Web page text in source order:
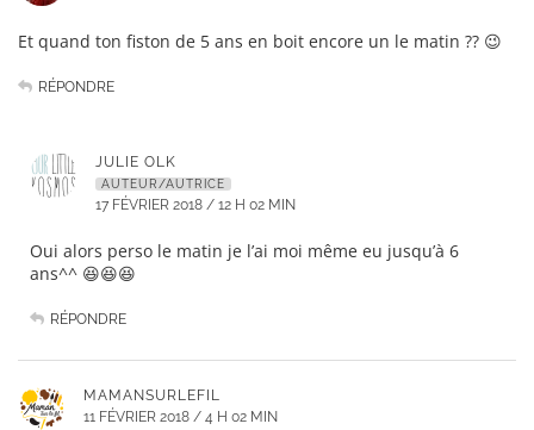
Et quand ton fiston de 5 ans en boit encore un le matin ?? 😉
RÉPONDRE
JULIE OLK
AUTEUR/AUTRICE
17 FÉVRIER 2018 / 12 H 02 MIN
Oui alors perso le matin je l’ai moi même eu jusqu’à 6
ans^^ 😆😆😆
RÉPONDRE
MAMANSURLEFIL
11 FÉVRIER 2018 / 4 H 02 MIN